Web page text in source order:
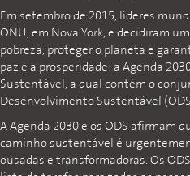
Em setembro de 2015, líderes
ONU, em Nova York, e decidiram
pobreza, proteger o planeta e
paz e a prosperidade: a Agenda
Sustentável, a qual contém o
Desenvolvimento Sustentável
A Agenda 2030 e os ODS afirmam
caminho sustentável é
ousadas e transformadoras. Os